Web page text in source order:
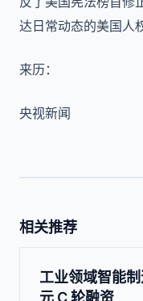
达日常动态的美国人
来历：
央视新闻
相关推荐
工业领域智能
元 C 轮融资